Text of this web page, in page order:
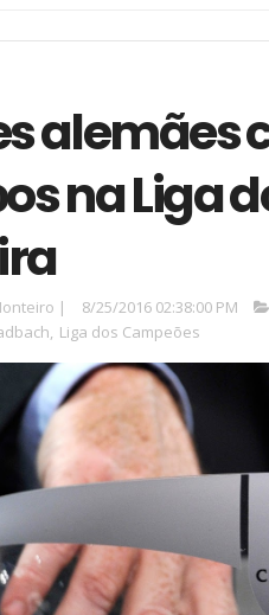
alemães
na Liga
| 8/25/2016 02:38:00 PM
, Liga dos Campeões